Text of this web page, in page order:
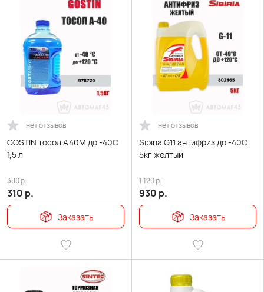
нет отзывов
GOSTIN тосол А40М до -40С
1,5 л
310 р.
380р.
Заказать
нет отзывов
Sibiria G11 антифриз до -40С
5кг желтый
930 р.
1 120р.
Заказать